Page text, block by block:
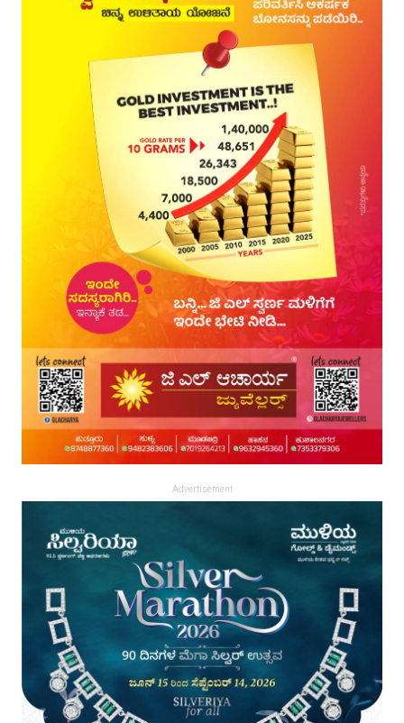
Advertisement